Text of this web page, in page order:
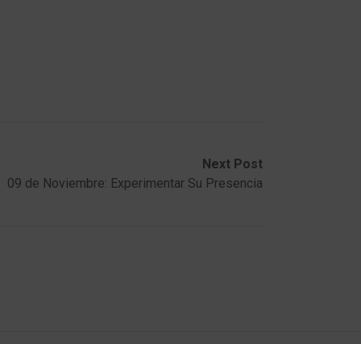
Next Post
09 de Noviembre: Experimentar Su Presencia